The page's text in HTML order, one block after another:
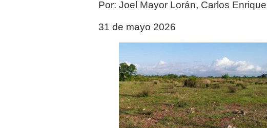
Por: Joel Mayor Lorán, Carlos
31 de mayo 2026